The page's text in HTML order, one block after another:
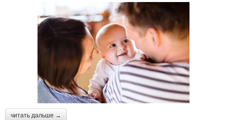
читать дальше →